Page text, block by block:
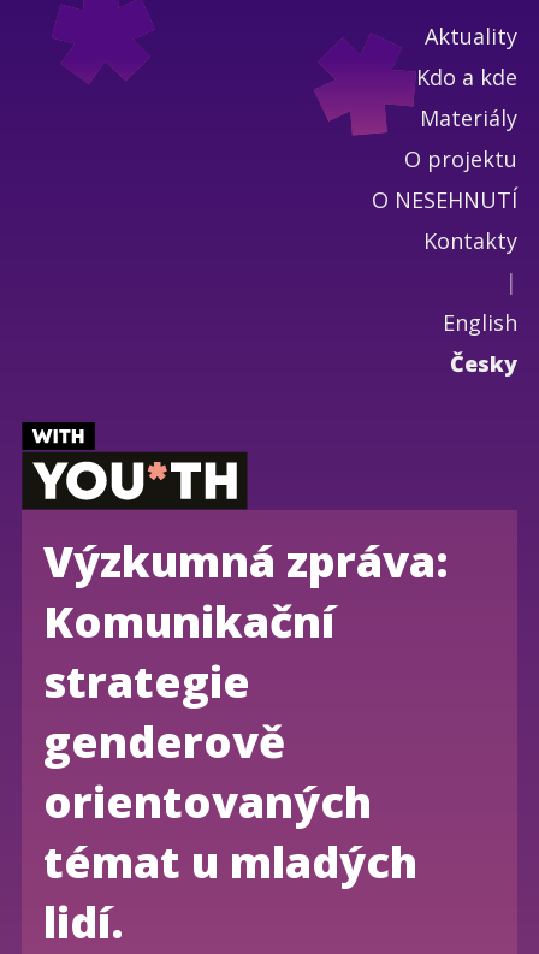
Aktuality
Kdo a kde
Materiály
O projektu
O NESEHNUTÍ
Kontakty
|
English
Česky
Výzkumná zpráva:
Komunikační
strategie
genderově
orientovaných
témat u mladých
lidí.